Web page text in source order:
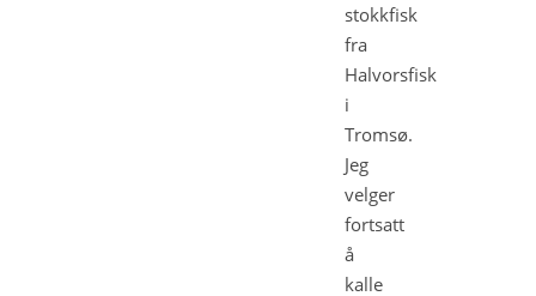
stokkfisk
fra
Halvorsfisk
i
Tromsø.
Jeg
velger
fortsatt
å
kalle